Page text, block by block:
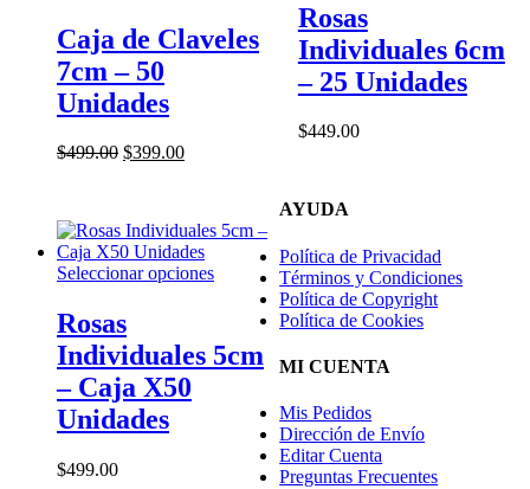
tiene
múltiples
la
página
producto
Caja de Claveles
7cm – 50
Unidades
$499.00 El
$499.00.
$399.00El
$399.00.
variantes.
opciones
Rosas
Individuales 6cm
– 25 Unidades
$449.00
Seleccionar opcionesEste
producto
múltiples
variantes.
pueden
Rosas
Individuales 5cm
– Caja X50
Unidades
$499.00
AYUDA
Política de Privacidad
Términos y Condiciones
Política de Copyright
Política de Cookies
MI CUENTA
Mis Pedidos
Dirección de Envío
Editar Cuenta
Preguntas Frecuentes